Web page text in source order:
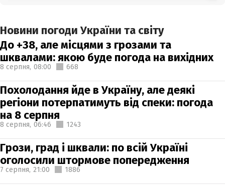
Новини погоди України та світу
До +38, але місцями з грозами та
шквалами: якою буде погода на вихідних
8 серпня, 08:00 668
Похолодання йде в Україну, але деякі
регіони потерпатимуть від спеки: погода
на 8 серпня
8 серпня, 06:46 1243
Грози, град і шквали: по всій Україні
оголосили штормове попередження
7 серпня, 21:00 1886